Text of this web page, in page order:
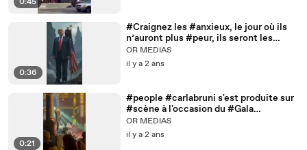
comptes.
0:36
#Craignez les #anxieux, le jour où ils
n’auront plus #peur, ils seront les
#maîtres du #monde. Demandez à
#Trump ou à #Poutine !!! #ia
#intelligenceartificielle
OR MEDIAS
il y a 2 ans
0:21
#people #carlabruni s'est produite sur
#scène à l'occasion du #Gala
#galaforcefemmes Force Femmes,
qui s'est déroulé à #wagram à #Paris
en présence de #NicolasSarkozy
OR MEDIAS
il y a 2 ans